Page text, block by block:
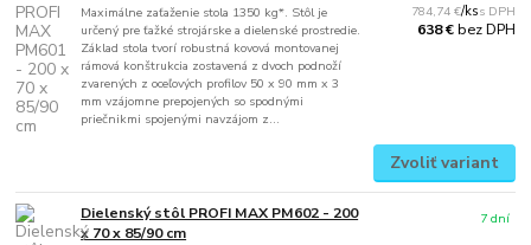
Maximálne zaťaženie stola 1350 kg*. Stôl je
určený pre ťažké strojárske a dielenské prostredie.
Základ stola tvorí robustná kovová montovanej
rámová konštrukcia zostavená z dvoch podnoží
zvarených z oceľových profilov 50 x 90 mm x 3
mm vzájomne prepojených so spodnými
priečnikmi spojenými navzájom z...
784,74 €/ks
638 €bez DPH
Zvoliť variant
Dielenský stôl PROFI MAX PM602 - 200
x 70 x 85/90 cm
7 dní